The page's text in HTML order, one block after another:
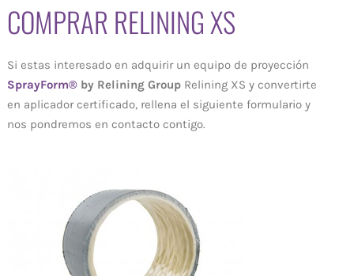
COMPRAR RELINING XS
Si estas interesado en adquirir un equipo de proyección
SprayForm®by Relining GroupRelining XS y convertirte
en aplicador certificado, rellena el siguiente formulario y
nos pondremos en contacto contigo.